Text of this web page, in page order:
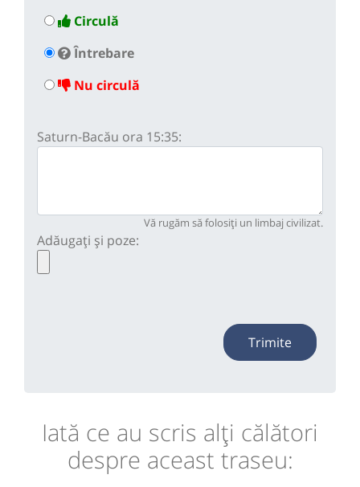
Circulă
Întrebare
Nu circulă
Saturn-Bacău ora 15:35:
Vă rugăm să folosiți un limbaj civilizat.
Adăugați și poze:
Trimite
Iată ce au scris alţi călători
despre aceast traseu: